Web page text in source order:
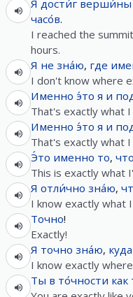
Я дости́г верши́ны
часо́в.
I reached the
hours.
Я не зна́ю, где
I don't know where
Именно э́то я и
That's exactly what
Именно э́то я и
That's exactly what
Э́то именно то, что
This is exactly what
Я отли́чно зна́ю,
I know exactly what
Точно!
Exactly!
Я точно зна́ю, куда
I know exactly
Ты в то́чности как